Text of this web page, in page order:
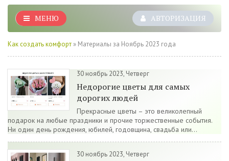
АВТОРИЗАЦИЯ
МЕНЮ
Как создать комфорт » Материалы за Ноябрь 2023 года
30 ноябрь 2023, Четверг
Недорогие цветы для самых
дорогих людей
Прекрасные цветы – это великолепный
подарок на любые праздники и прочие торжественные события.
Ни один день рождения, юбилей, годовщина, свадьба или...
30 ноябрь 2023, Четверг